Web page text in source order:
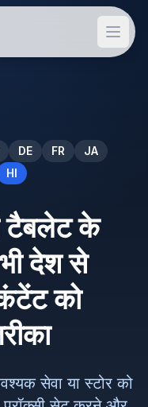
DE FR
JA
HI
टैबलेट के
देश से
को
सेवा या स्टोर को